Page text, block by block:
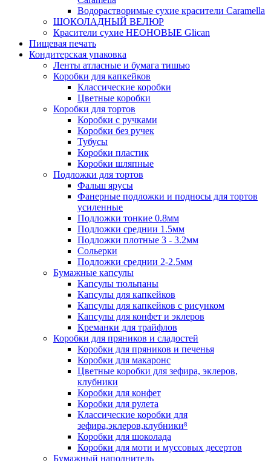
Водорастворимые сухие красители Caramella
ШОКОЛАДНЫЙ ВЕЛЮР
Красители сухие НЕОНОВЫЕ Glican
Пищевая печать
Кондитерская упаковка
Ленты атласные и бумага тишью
Коробки для капкейков
Классические коробки
Цветные коробки
Коробки для тортов
Коробки с ручками
Коробки без ручек
Тубусы
Коробки пластик
Коробки шляпные
Подложки для тортов
Фальш ярусы
Фанерные подложки и подносы для тортов
усиленные
Подложки тонкие 0.8мм
Подложки среднии 1.5мм
Подложки плотные 3 - 3.2мм
Сольерки
Подложки среднии 2-2.5мм
Бумажные капсулы
Капсулы тюльпаны
Капсулы для капкейков
Капсулы для капкейков с рисунком
Капсулы для конфет и эклеров
Креманки для трайфлов
Коробки для пряников и сладостей
Коробки для пряников и печенья
Коробки для макаронс
Цветные коробки для зефира, эклеров,
клубники
Коробки для конфет
Коробки для рулета
Классические коробки для
зефира,эклеров,клубники⁸
Коробки для шоколада
Коробки для моти и муссовых десертов
Бумажный наполнитель